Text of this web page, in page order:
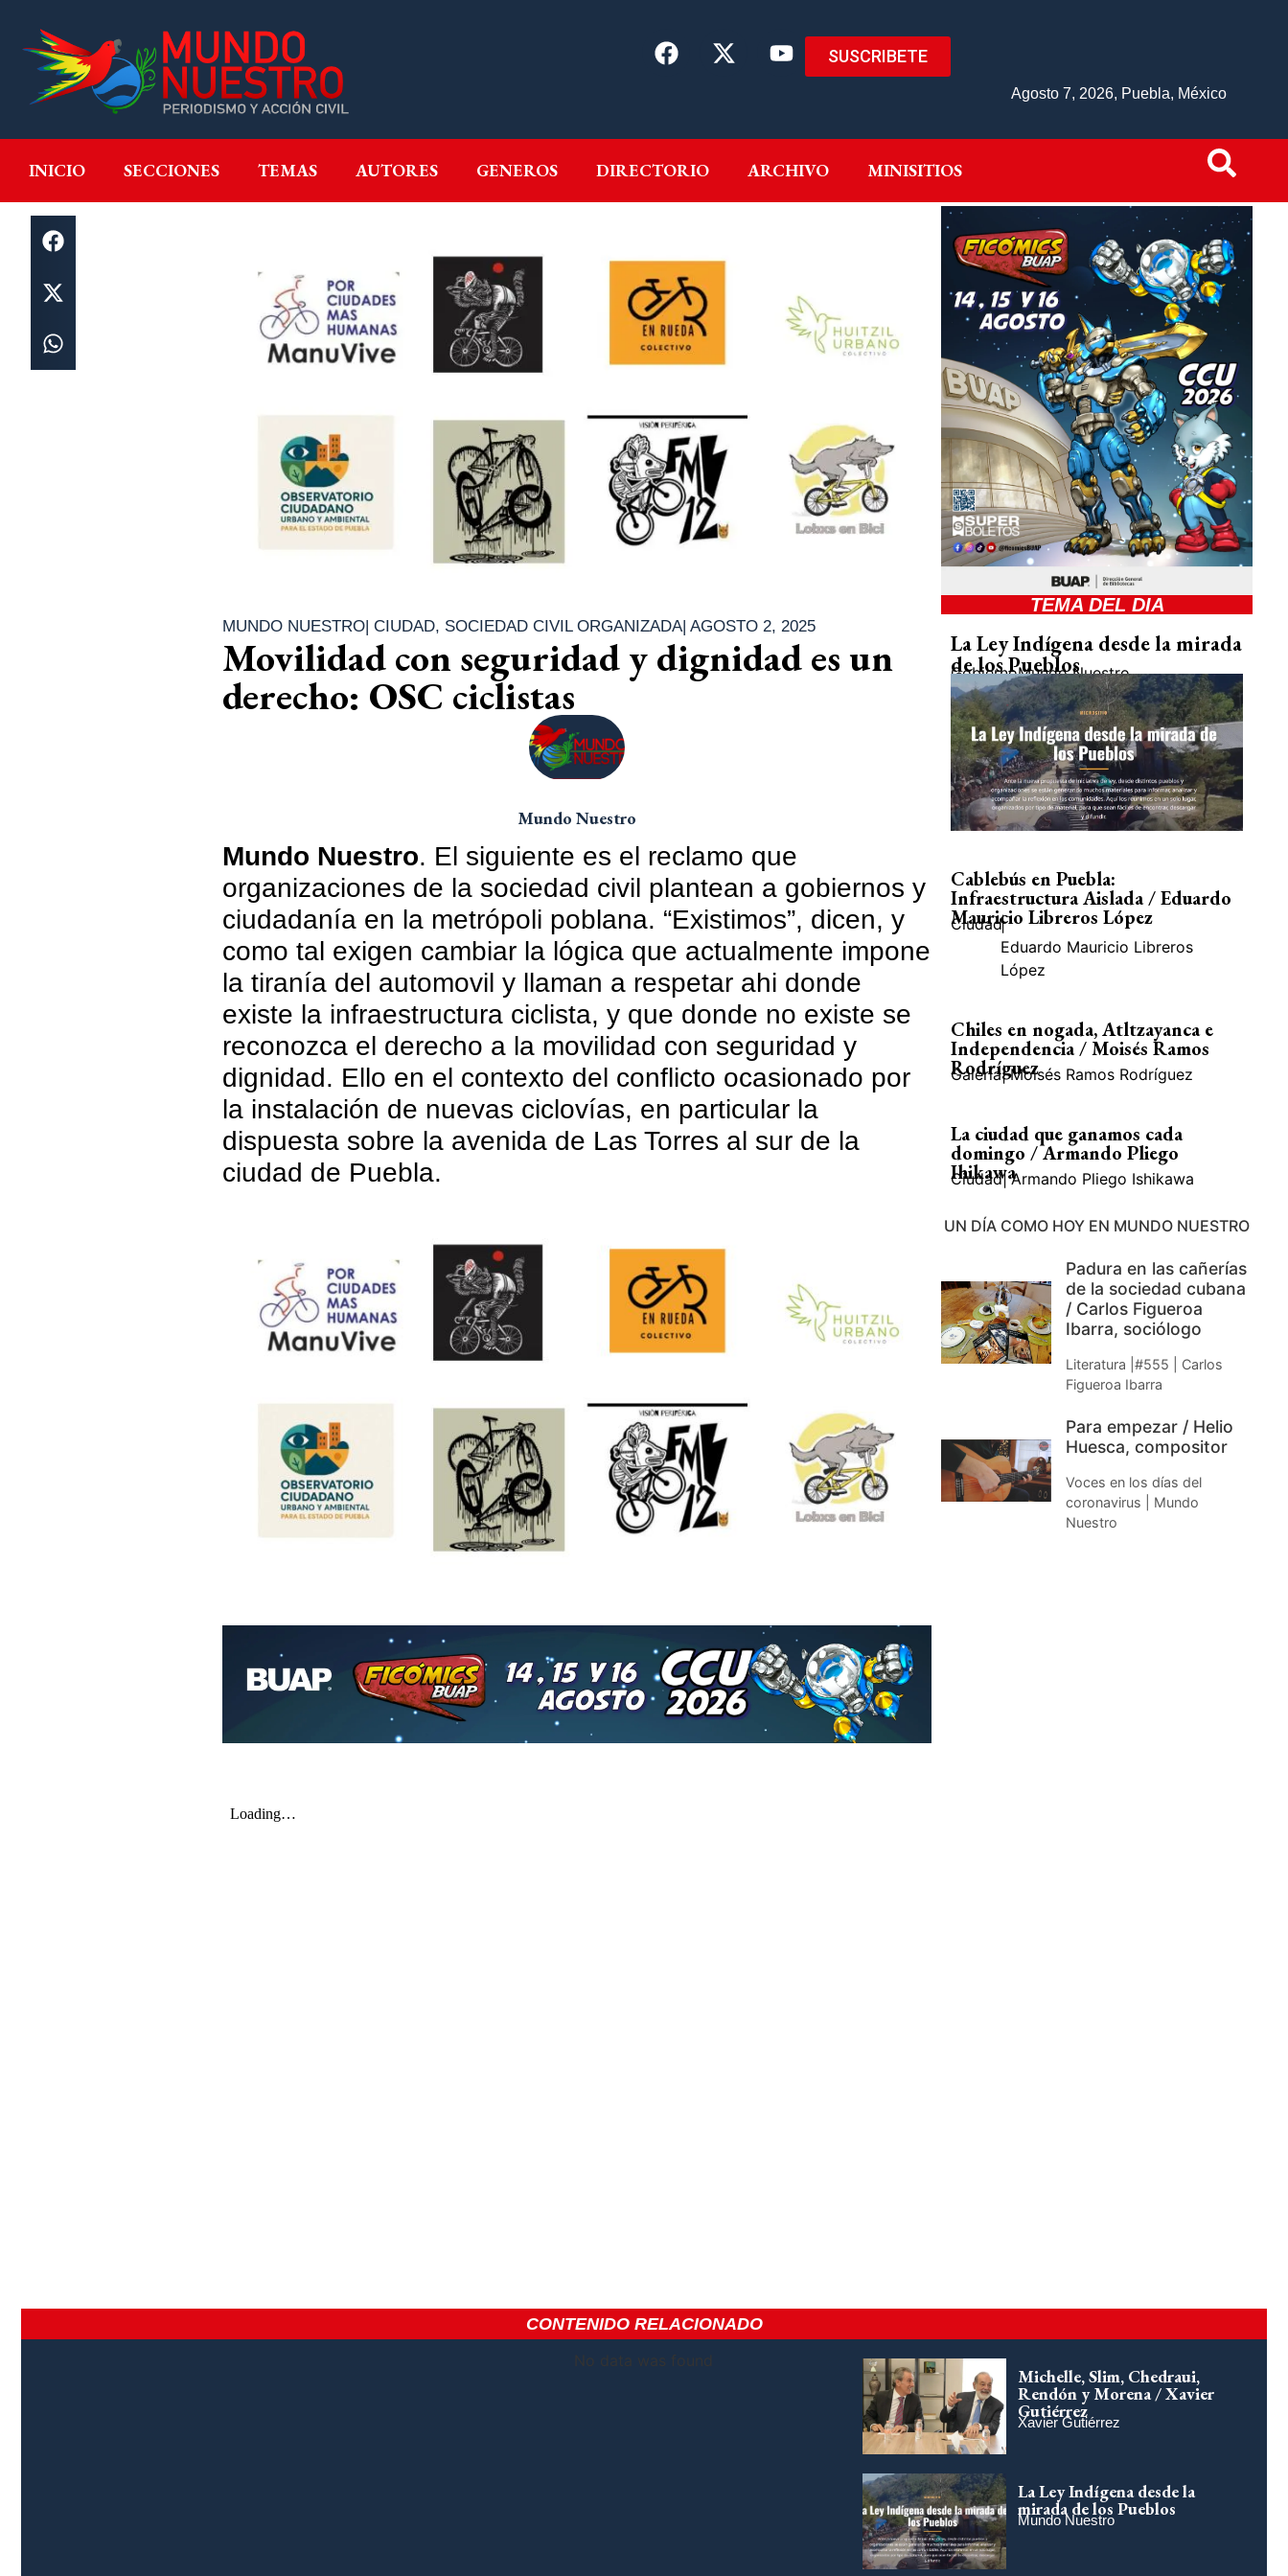
SUSCRIBETE
Agosto 7, 2026, Puebla, México
INICIO SECCIONES TEMAS AUTORES GENEROS DIRECTORIO ARCHIVO MINISITIOS
INICIO SECCIONES GENEROS DIRECTORIO ARCHIVO MINISITIOS
MUNDO NUESTRO CIUDAD, SOCIEDAD CIVIL ORGANIZADA| AGOSTO 2, 2025
Movilidad con seguridad y dignidad es un
derecho: OSC ciclistas
Mundo Nuestro
Mundo Nuestro. El siguiente es el reclamo que
organizaciones de la sociedad civil plantean a gobiernos y
ciudadanía en la metrópoli poblana. “Existimos”, dicen, y
como tal exigen cambiar la lógica que actualmente impone
la tiranía del automovil y llaman a respetar ahi donde
existe la infraestructura ciclista, y que donde no existe se
reconozca el derecho a la movilidad con seguridad y
dignidad. Ello en el contexto del conflicto ocasionado por
la instalación de nuevas ciclovías, en particular la
dispuesta sobre la avenida de Las Torres al sur de la
ciudad de Puebla.
TEMA DEL DIA
La Ley Indígena desde la mirada
de los Pueblos
GobiernoMundo Nuestro
Cablebús en Puebla:
Infraestructura Aislada / Eduardo
Mauricio Libreros López
Ciudad|
Eduardo Mauricio Libreros
López
Chiles en nogada, Atltzayanca e
Independencia / Moisés Ramos
Rodríguez
Galería| Moisés Ramos Rodríguez
La ciudad que ganamos cada
domingo / Armando Pliego
Ihikawa
Ciudad| Armando Pliego Ishikawa
UN DÍA COMO HOY EN MUNDO NUESTRO
Padura en las cañerías
de la sociedad cubana
/ Carlos Figueroa
Ibarra, sociólogo
Literatura |#555 | Carlos
Figueroa Ibarra
Para empezar / Helio
Huesca, compositor
Voces en los días del
coronavirus | Mundo
Nuestro
CONTENIDO RELACIONADO
No data was found
Michelle, Slim, Chedraui,
Rendón y Morena / Xavier
Gutiérrez
Xavier Gutiérrez
La Ley Indígena desde la
mirada de los Pueblos
Mundo Nuestro